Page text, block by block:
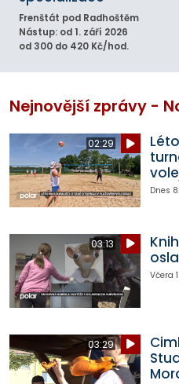
Frenštát pod Radhoštěm
Nástup: od 1. září 2026
od 300 do 420 Kč/hod.
Nejnovější zprávy -
02:29
Dnes
03:13
Včera
03:29